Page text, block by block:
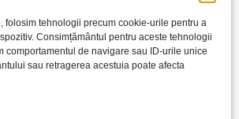
folosim tehnologii precum cookie-urile pentru a
Consimțământul pentru aceste tehnologii
comportamentul de navigare sau ID-urile unice
sau retragerea acestuia poate afecta